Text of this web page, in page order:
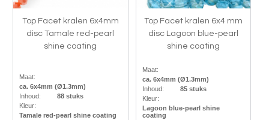
Top Facet kralen 6x4mm
disc Tamale red-pearl
shine coating
Maat:
ca. 6x4mm (Ø1.3mm)
Inhoud:
88 stuks
Kleur:
Tamale red-pearl shine coating
Top Facet kralen 6x4 mm
disc Lagoon blue-pearl
shine coating
Maat:
ca. 6x4mm (Ø1.3mm)
Inhoud:
85 stuks
Kleur:
Lagoon blue-pearl shine
coating